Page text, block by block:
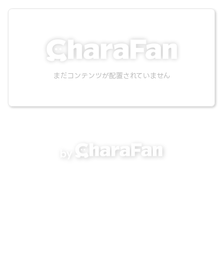
まだコンテンツが配置されていません